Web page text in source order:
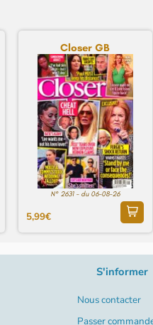
Closer GB
N° 2631 - du 06-08-26
5,99€
S'informer
Nous contacter
Passer